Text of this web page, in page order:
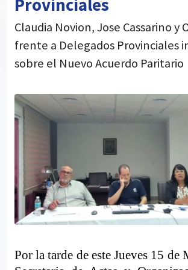
Provinciales
Claudia Novion, Jose Cassarino y
frente a Delegados Provinciales
sobre el Nuevo Acuerdo Paritario
Por la tarde de este Jueves 15 de